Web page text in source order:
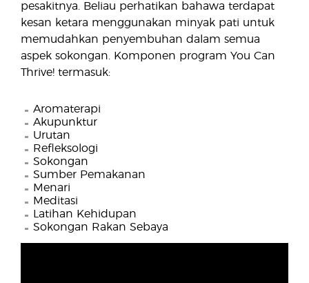
pesakitnya. Beliau perhatikan bahawa terdapat
kesan ketara menggunakan minyak pati untuk
memudahkan penyembuhan dalam semua
aspek sokongan. Komponen program You Can
Thrive! termasuk:
Aromaterapi
Akupunktur
Urutan
Refleksologi
Sokongan
Sumber Pemakanan
Menari
Meditasi
Latihan Kehidupan
Sokongan Rakan Sebaya